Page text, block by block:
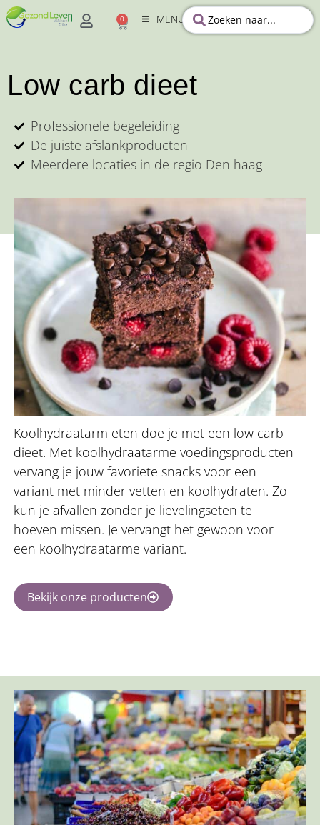
0 MENU
Low carb dieet
Professionele begeleiding
De juiste afslankproducten
Meerdere locaties in de regio Den haag
Koolhydraatarm eten doe je met een low carb
dieet. Met koolhydraatarme voedingsproducten
vervang je jouw favoriete snacks voor een
variant met minder vetten en koolhydraten. Zo
kun je afvallen zonder je lievelingseten te
hoeven missen. Je vervangt het gewoon voor
een koolhydraatarme variant.
Bekijk onze producten